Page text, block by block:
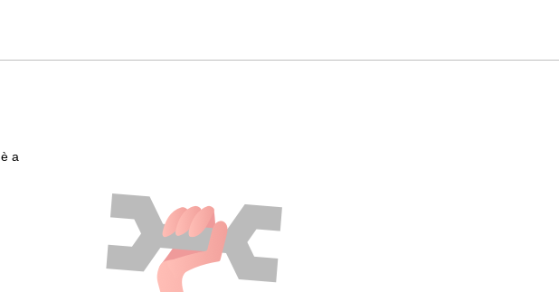
è a